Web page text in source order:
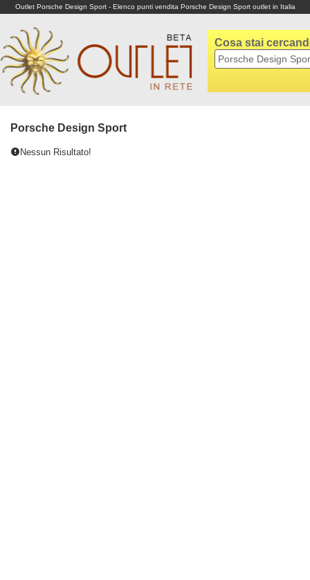
Outlet Porsche Design Sport - Elenco punti vendita Porsche Design Sport outlet in Italia
Cosa stai
Porsche Design Sport
Nessun Risultato!